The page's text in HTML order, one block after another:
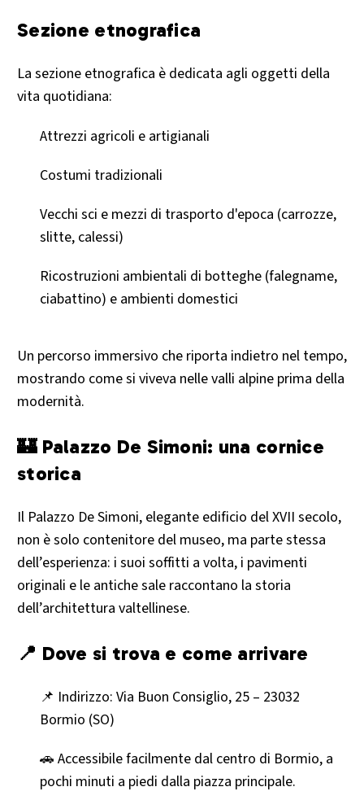
Sezione etnografica
La sezione etnografica è dedicata agli oggetti della
vita quotidiana:
Attrezzi agricoli e artigianali
Costumi tradizionali
Vecchi sci e mezzi di trasporto d'epoca (carrozze,
slitte, calessi)
Ricostruzioni ambientali di botteghe (falegname,
ciabattino) e ambienti domestici
Un percorso immersivo che riporta indietro nel tempo,
mostrando come si viveva nelle valli alpine prima della
modernità.
🏰 Palazzo De Simoni: una cornice
storica
Il Palazzo De Simoni, elegante edificio del XVII secolo,
non è solo contenitore del museo, ma parte stessa
dell’esperienza: i suoi soffitti a volta, i pavimenti
originali e le antiche sale raccontano la storia
dell’architettura valtellinese.
📍 Dove si trova e come arrivare
📌 Indirizzo: Via Buon Consiglio, 25 – 23032
Bormio (SO)
🚗 Accessibile facilmente dal centro di Bormio, a
pochi minuti a piedi dalla piazza principale.